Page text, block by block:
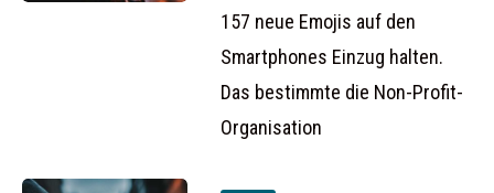
157 neue Emojis auf den
Smartphones Einzug halten.
Das bestimmte die Non-Profit-
Organisation